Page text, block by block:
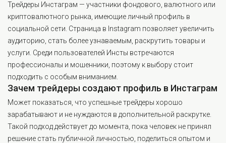
Трейдеры Инстаграм — участники фондового, валютного или
криптовалютного рынка, имеющие личный профиль в
социальной сети. Страница в Instagram позволяет увеличить
аудиторию, стать более узнаваемым, раскрутить товары и
услуги. Среди пользователей Инсты встречаются
профессионалы и мошенники, поэтому к выбору стоит
подходить с особым вниманием.
Зачем трейдеры создают профиль в Инстаграм
Может показаться, что успешные трейдеры хорошо
зарабатывают и не нуждаются в дополнительной раскрутке.
Такой подход действует до момента, пока человек не принял
решение стать публичной личностью, поделиться опытом и